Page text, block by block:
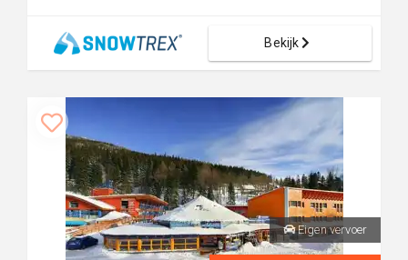
Bekijk
Eigen vervoer